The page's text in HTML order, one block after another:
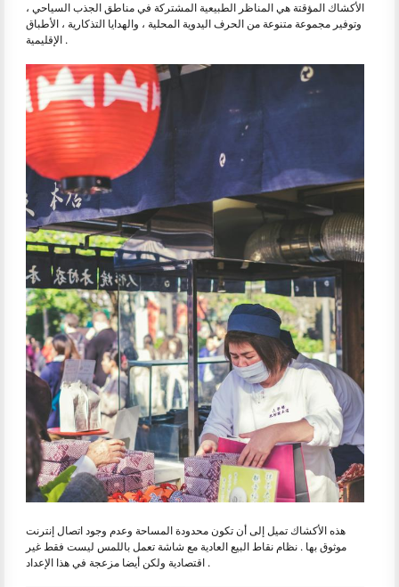
الأكشاك المؤقتة هي المناظر الطبيعية المشتركة في مناطق الجذب السياحي ،
وتوفير مجموعة متنوعة من الحرف اليدوية المحلية ، والهدايا التذكارية ، الأطباق
الإقليمية .
هذه الأكشاك تميل إلى أن تكون محدودة المساحة وعدم وجود اتصال إنترنت
موثوق بها . نظام نقاط البيع العادية مع شاشة تعمل باللمس ليست فقط غير
اقتصادية ولكن أيضا مزعجة في هذا الإعداد .